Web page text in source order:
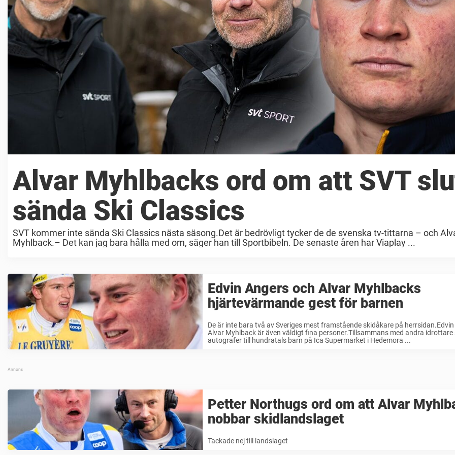
Alvar Myhlbacks ord om att SVT
sända Ski Classics
SVT kommer inte sända Ski Classics nästa säsong.Det är bedrövligt tycker de de svenska tv-tittarna – och
Myhlback.– Det kan jag bara hålla med om, säger han till Sportbibeln. De senaste åren har Viaplay ...
Edvin Angers och Alvar Myhlbacks
hjärtevärmande gest för barnen
De är inte bara två av Sveriges mest framstående skidåkare på
Alvar Myhlback är även väldigt fina personer.Tillsammans med andra idrottare
autografer till hundratals barn på Ica Supermarket i Hedemora ...
Petter Northugs ord om att Alvar
nobbar skidlandslaget
Tackade nej till landslaget